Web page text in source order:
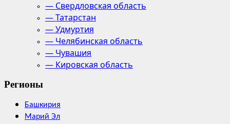
— Свердловская область
— Татарстан
— Удмуртия
— Челябинская область
— Чувашия
— Кировская область
Регионы
Башкирия
Марий Эл